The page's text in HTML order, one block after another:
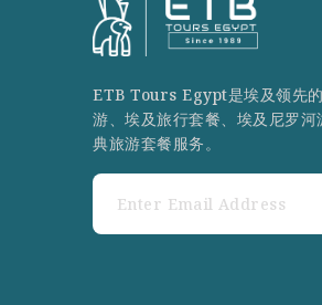
ETB Tours Egypt是埃及领先
游、埃及旅行套餐、埃及尼罗
典旅游套餐服务。